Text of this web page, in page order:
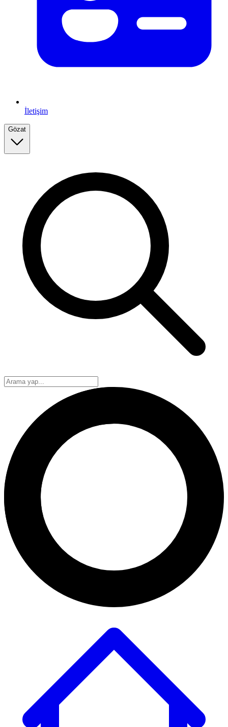
İletişim
Gözat